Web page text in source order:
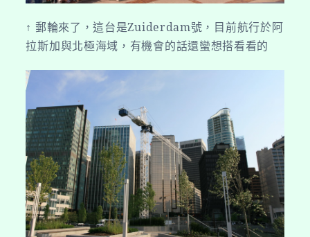
↑ 郵輪來了，這台是Zuiderdam號，目前航行於阿
拉斯加與北極海域，有機會的話還蠻想搭看看的